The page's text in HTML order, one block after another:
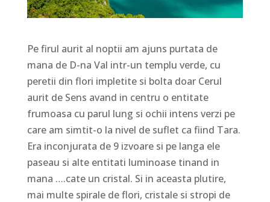
Pe firul aurit al noptii am ajuns purtata de
mana de D-na Val intr-un templu verde, cu
peretii din flori impletite si bolta doar Cerul
aurit de Sens avand in centru o entitate
frumoasa cu parul lung si ochii intens verzi pe
care am simtit-o la nivel de suflet ca fiind Tara.
Era inconjurata de 9 izvoare si pe langa ele
paseau si alte entitati luminoase tinand in
mana ….cate un cristal. Si in aceasta plutire,
mai multe spirale de flori, cristale si stropi de